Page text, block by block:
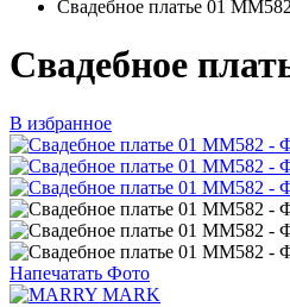
Свадебное платье 01 MM582
Свадебное
В избранное
Напечатать Фото